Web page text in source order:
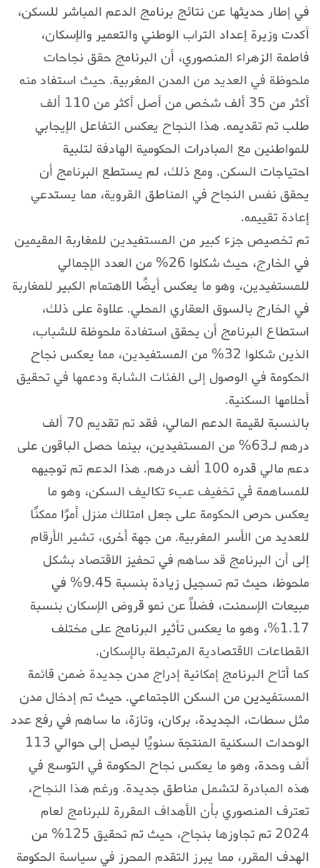
في إطار حديثها عن نتائج برنامج الدعم المباشر للسكن،
أكدت وزيرة إعداد التراب الوطني والتعمير والإسكان،
فاطمة الزهراء المنصوري، أن البرنامج حقق نجاحات
ملحوظة في العديد من المدن المغربية. حيث استفاد منه
أكثر من 35 ألف شخص من أصل أكثر من 110 ألف
طلب تم تقديمه. هذا النجاح يعكس التفاعل الإيجابي
للمواطنين مع المبادرات الحكومية الهادفة لتلبية
احتياجات السكن. ومع ذلك، لم يستطع البرنامج أن
يحقق نفس النجاح في المناطق القروية، مما يستدعي
إعادة تقييمه.
تم تخصيص جزء كبير من المستفيدين للمغاربة المقيمين
في الخارج، حيث شكلوا 26% من العدد الإجمالي
للمستفيدين، وهو ما يعكس أيضًا الاهتمام الكبير للمغاربة
في الخارج بالسوق العقاري المحلي. علاوة على ذلك،
استطاع البرنامج أن يحقق استفادة ملحوظة للشباب،
الذين شكلوا 32% من المستفيدين، مما يعكس نجاح
الحكومة في الوصول إلى الفئات الشابة ودعمها في تحقيق
أحلامها السكنية.
بالنسبة لقيمة الدعم المالي، فقد تم تقديم 70 ألف
درهم لـ63% من المستفيدين، بينما حصل الباقون على
دعم مالي قدره 100 ألف درهم. هذا الدعم تم توجيهه
للمساهمة في تخفيف عبء تكاليف السكن، وهو ما
يعكس حرص الحكومة على جعل امتلاك منزل أمرًا ممكنًا
للعديد من الأسر المغربية. من جهة أخرى، تشير الأرقام
إلى أن البرنامج قد ساهم في تحفيز الاقتصاد بشكل
ملحوظ، حيث تم تسجيل زيادة بنسبة 9.45% في
مبيعات الإسمنت، فضلاً عن نمو قروض الإسكان بنسبة
1.17%، وهو ما يعكس تأثير البرنامج على مختلف
القطاعات الاقتصادية المرتبطة بالإسكان.
كما أتاح البرنامج إمكانية إدراج مدن جديدة ضمن قائمة
المستفيدين من السكن الاجتماعي. حيث تم إدخال مدن
مثل سطات، الجديدة، بركان، وتازة، ما ساهم في رفع عدد
الوحدات السكنية المنتجة سنويًا ليصل إلى حوالي 113
ألف وحدة، وهو ما يعكس نجاح الحكومة في التوسع في
هذه المبادرة لتشمل مناطق جديدة. ورغم هذا النجاح،
تعترف المنصوري بأن الأهداف المقررة للبرنامج لعام
2024 تم تجاوزها بنجاح، حيث تم تحقيق 125% من
الهدف المقرر، مما يبرز التقدم المحرز في سياسة الحكومة